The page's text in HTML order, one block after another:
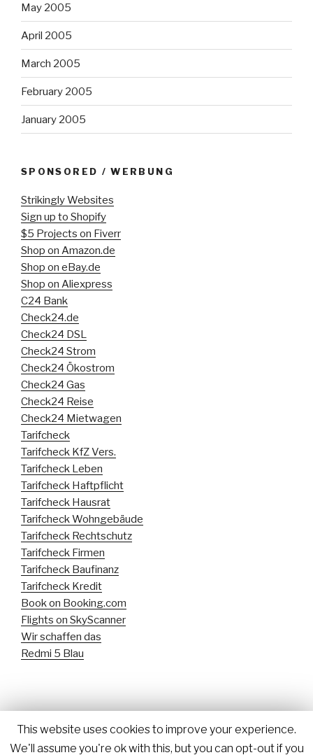
May 2005
April 2005
March 2005
February 2005
January 2005
SPONSORED / WERBUNG
Strikingly Websites
Sign up to Shopify
$5 Projects on Fiverr
Shop on Amazon.de
Shop on eBay.de
Shop on Aliexpress
C24 Bank
Check24.de
Check24 DSL
Check24 Strom
Check24 Ökostrom
Check24 Gas
Check24 Reise
Check24 Mietwagen
Tarifcheck
Tarifcheck KfZ Vers.
Tarifcheck Leben
Tarifcheck Haftpflicht
Tarifcheck Hausrat
Tarifcheck Wohngebäude
Tarifcheck Rechtschutz
Tarifcheck Firmen
Tarifcheck Baufinanz
Tarifcheck Kredit
Book on Booking.com
Flights on SkyScanner
Wir schaffen das
Redmi 5 Blau
This website uses cookies to improve your experience.
We'll assume you're ok with this, but you can opt-out if you